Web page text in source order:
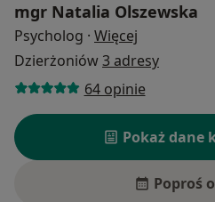
mgr Natalia Olszewska
Psycholog · Więcej
Dzierżoniów3 adresy
64 opinie
Pokaż dane
Poproś